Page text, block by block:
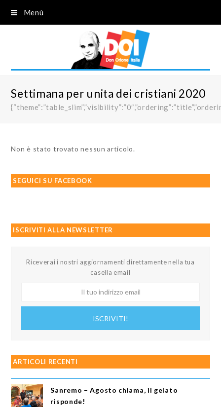
Menù
Settimana per unita dei cristiani 2020
Non è stato trovato nessun articolo.
SEGUICI SU FACEBOOK
ISCRIVITI ALLA NEWSLETTER
Riceverai i nostri aggiornamenti direttamente nella tua
casella email
ISCRIVITI!
ARTICOLI RECENTI
Sanremo – Agosto chiama, il gelato
risponde!